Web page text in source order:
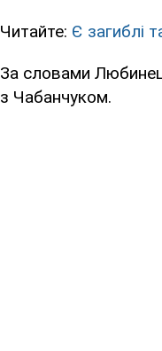
Читайте: Є загиблі
За словами
з Чабанчуком.